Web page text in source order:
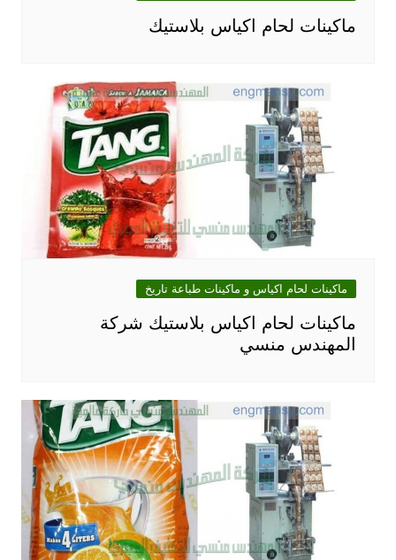
ماكينات لحام اكياس بلاستيك‎
ماكينات لحام اكياس و ماكينات طباعة تاريخ
ماكينات لحام اكياس بلاستيك شركة
المهندس منسي